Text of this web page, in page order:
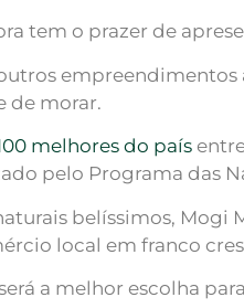
tem o prazer de
de morar.
melhores do país
pelo Programa das
belíssimos,
local em franco
a melhor escolha